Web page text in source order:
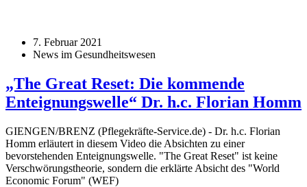
7. Februar 2021
News im Gesundheitswesen
„The Great Reset: Die kommende
Enteignungswelle“ Dr. h.c. Florian Homm
GIENGEN/BRENZ (Pflegekräfte-Service.de) - Dr. h.c. Florian
Homm erläutert in diesem Video die Absichten zu einer
bevorstehenden Enteignungswelle. "The Great Reset" ist keine
Verschwörungstheorie, sondern die erklärte Absicht des "World
Economic Forum" (WEF)